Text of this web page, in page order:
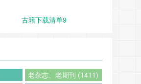
古籍下载清单9
老杂志、老期刊 (1411)